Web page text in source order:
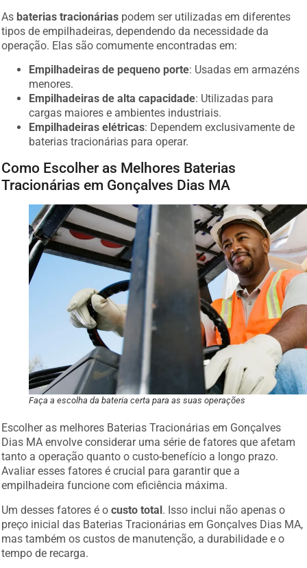
As baterias tracionárias podem ser utilizadas em diferentes
tipos de empilhadeiras, dependendo da necessidade da
operação. Elas são comumente encontradas em:
Empilhadeiras de pequeno porte: Usadas em armazéns
menores.
Empilhadeiras de alta capacidade: Utilizadas para
cargas maiores e ambientes industriais.
Empilhadeiras elétricas: Dependem exclusivamente de
baterias tracionárias para operar.
Como Escolher as Melhores Baterias
Tracionárias em Gonçalves Dias MA
Faça a escolha da bateria certa para as suas operações
Escolher as melhores Baterias Tracionárias em Gonçalves
Dias MA envolve considerar uma série de fatores que afetam
tanto a operação quanto o custo-benefício a longo prazo.
Avaliar esses fatores é crucial para garantir que a
empilhadeira funcione com eficiência máxima.
Um desses fatores é ocusto total. Isso inclui não apenas o
preço inicial das Baterias Tracionárias em Gonçalves Dias MA,
mas também os custos de manutenção, a durabilidade e o
tempo de recarga.